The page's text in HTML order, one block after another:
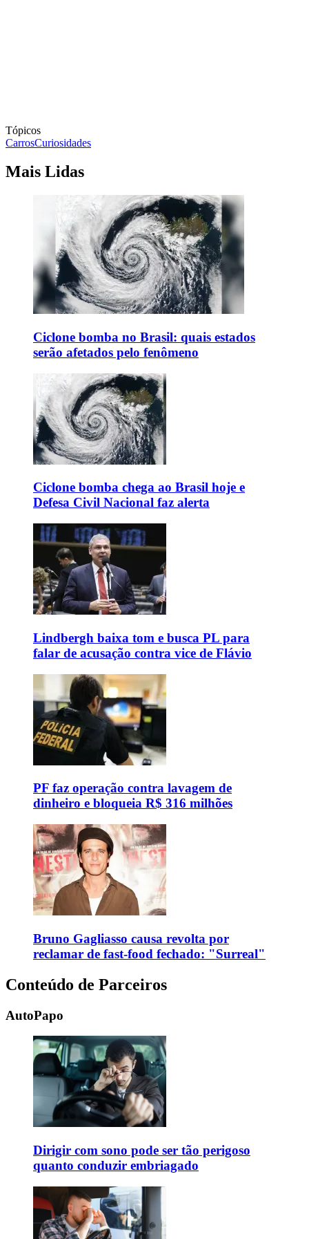
Tópicos
CarrosCuriosidades
Mais Lidas
Ciclone bomba no Brasil: quais estados
serão afetados pelo fenômeno
Ciclone bomba chega ao Brasil hoje e
Defesa Civil Nacional faz alerta
Lindbergh baixa tom e busca PL para
falar de acusação contra vice de Flávio
PF faz operação contra lavagem de
dinheiro e bloqueia R$ 316 milhões
Bruno Gagliasso causa revolta por
reclamar de fast-food fechado: "Surreal"
Conteúdo de Parceiros
AutoPapo
Dirigir com sono pode ser tão perigoso
quanto conduzir embriagado